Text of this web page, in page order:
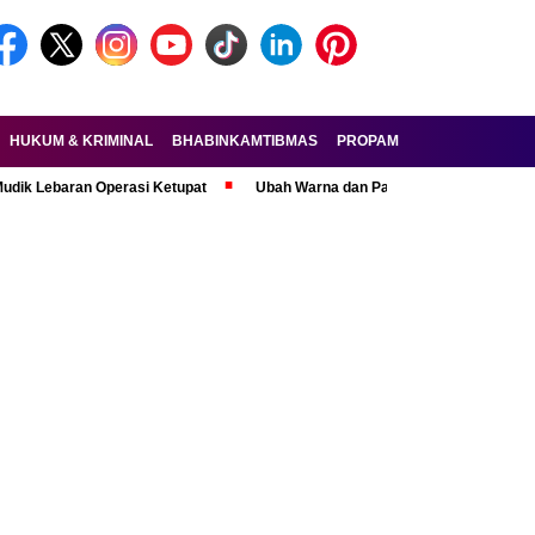
HUKUM & KRIMINAL BHABINKAMTIBMAS PROPAM
Operasi Ketupat Ubah Warna dan Pasang Pelat Palsu, Pelaku